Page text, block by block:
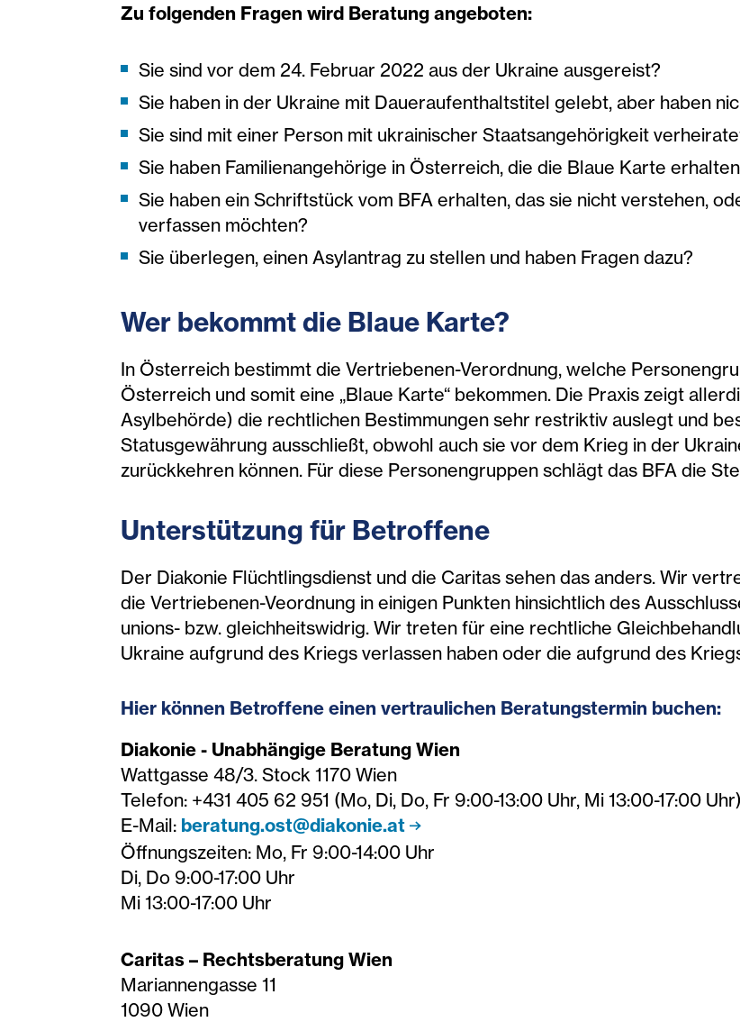
Zu folgenden Fragen wird Beratung angeboten:
Sie sind vor dem 24. Februar 2022 aus der Ukraine ausgereist?
Sie haben in der Ukraine mit Daueraufenthaltstitel gelebt, aber haben
Sie sind mit einer Person mit ukrainischer Staatsangehörigkeit
Sie haben Familienangehörige in Österreich, die die Blaue Karte
Sie haben ein Schriftstück vom BFA erhalten, das sie nicht verstehen,
verfassen möchten?
Sie überlegen, einen Asylantrag zu stellen und haben Fragen dazu?
Wer bekommt die Blaue Karte?
In Österreich bestimmt die Vertriebenen-Verordnung, welche
Österreich und somit eine „Blaue Karte“ bekommen. Die Praxis zeigt
Asylbehörde) die rechtlichen Bestimmungen sehr restriktiv auslegt und
Statusgewährung ausschließt, obwohl auch sie vor dem Krieg in der
zurückkehren können. Für diese Personengruppen schlägt das BFA die
Unterstützung für Betroffene
Der Diakonie Flüchtlingsdienst und die Caritas sehen das anders. Wir
die Vertriebenen-Veordnung in einigen Punkten hinsichtlich des
unions- bzw. gleichheitswidrig. Wir treten für eine rechtliche
Ukraine aufgrund des Kriegs verlassen haben oder die aufgrund des
Hier können Betroffene einen vertraulichen Beratungstermin buchen:
Diakonie - Unabhängige Beratung Wien
Wattgasse 48/3. Stock 1170 Wien
Telefon: +431 405 62 951 (Mo, Di, Do, Fr 9:00-13:00 Uhr, Mi 13:00-17:00 Uhr)
E-Mail: beratung.ost@diakonie.at
Öffnungszeiten: Mo, Fr 9:00-14:00 Uhr
Di, Do 9:00-17:00 Uhr
Mi 13:00-17:00 Uhr
Caritas – Rechtsberatung Wien
Mariannengasse 11
1090 Wien